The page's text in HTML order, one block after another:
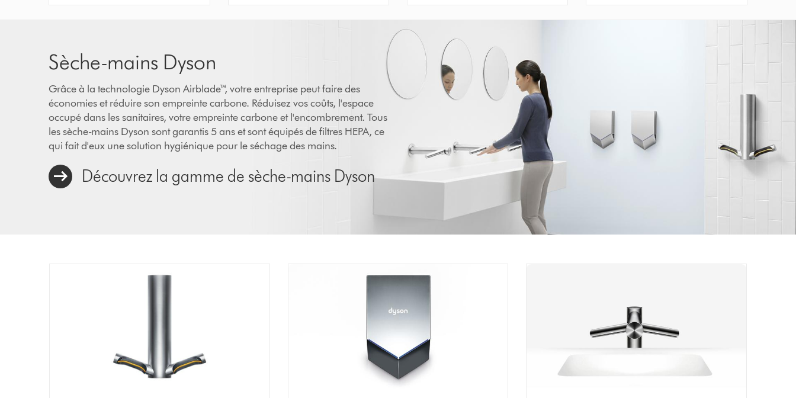
Sèche-mains Dyson
Grâce à la technologie Dyson Airblade™, votre entreprise peut faire des
économies et réduire son empreinte carbone. Réduisez vos coûts, l'espace
occupé dans les sanitaires, votre empreinte carbone et l'encombrement. Tous
les sèche-mains Dyson sont garantis 5 ans et sont équipés de filtres HEPA, ce
qui fait d'eux une solution hygiénique pour le séchage des mains.
Découvrez la gamme de sèche-mains Dyson